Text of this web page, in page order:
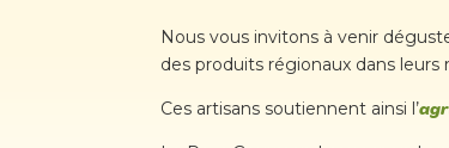
Nous vous invitons à venir
des produits régionaux dans
Ces artisans soutiennent ainsi l’